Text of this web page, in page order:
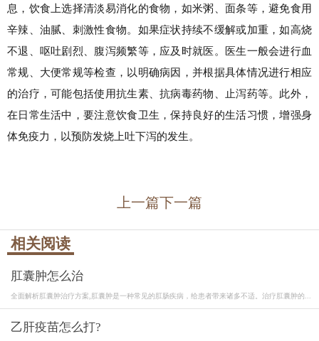
息，饮食上选择清淡易消化的食物，如米粥、面条等，避免食用
辛辣、油腻、刺激性食物。如果症状持续不缓解或加重，如高烧
不退、呕吐剧烈、腹泻频繁等，应及时就医。医生一般会进行血
常规、大便常规等检查，以明确病因，并根据具体情况进行相应
的治疗，可能包括使用抗生素、抗病毒药物、止泻药等。此外，
在日常生活中，要注意饮食卫生，保持良好的生活习惯，增强身
体免疫力，以预防发烧上吐下泻的发生。
上一篇下一篇
相关阅读
肛囊肿怎么治
全面解析肛囊肿治疗方案,肛囊肿是一种常见的肛肠疾病，给患者带来诸多不适。治疗肛囊肿的...
乙肝疫苗怎么打?